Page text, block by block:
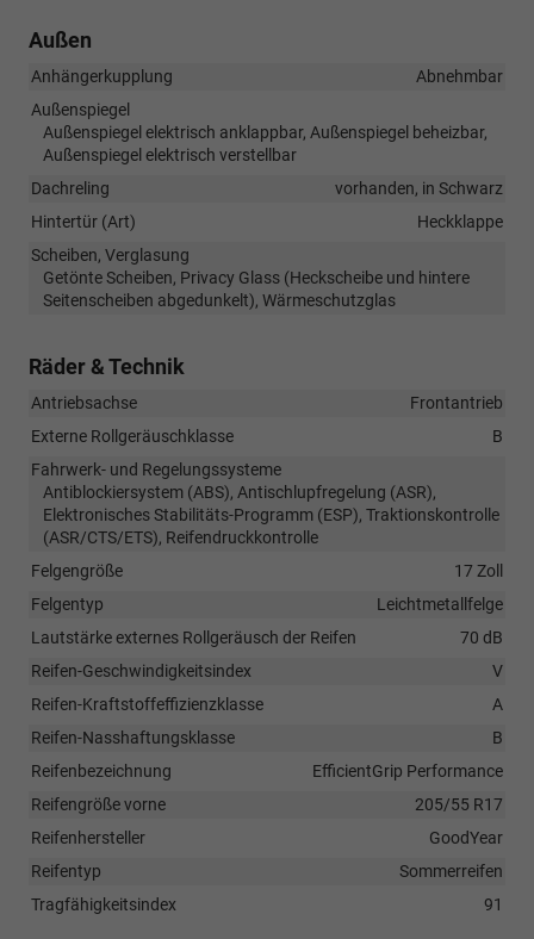
Außen
Anhängerkupplung
Abnehmbar
Außenspiegel
Außenspiegel elektrisch anklappbar, Außenspiegel beheizbar,
Außenspiegel elektrisch verstellbar
Dachreling
vorhanden, in Schwarz
Hintertür (Art)
Heckklappe
Scheiben, Verglasung
Getönte Scheiben, Privacy Glass (Heckscheibe und hintere
Seitenscheiben abgedunkelt), Wärmeschutzglas
Räder & Technik
Antriebsachse
Frontantrieb
Externe Rollgeräuschklasse
B
Fahrwerk- und Regelungssysteme
Antiblockiersystem (ABS), Antischlupfregelung (ASR),
Elektronisches Stabilitäts-Programm (ESP), Traktionskontrolle
(ASR/CTS/ETS), Reifendruckkontrolle
Felgengröße
17 Zoll
Felgentyp
Leichtmetallfelge
Lautstärke externes Rollgeräusch der Reifen
70 dB
Reifen-Geschwindigkeitsindex
V
Reifen-Kraftstoffeffizienzklasse
A
Reifen-Nasshaftungsklasse
B
Reifenbezeichnung
EfficientGrip Performance
Reifengröße vorne
205/55 R17
Reifenhersteller
GoodYear
Reifentyp
Sommerreifen
Tragfähigkeitsindex
91